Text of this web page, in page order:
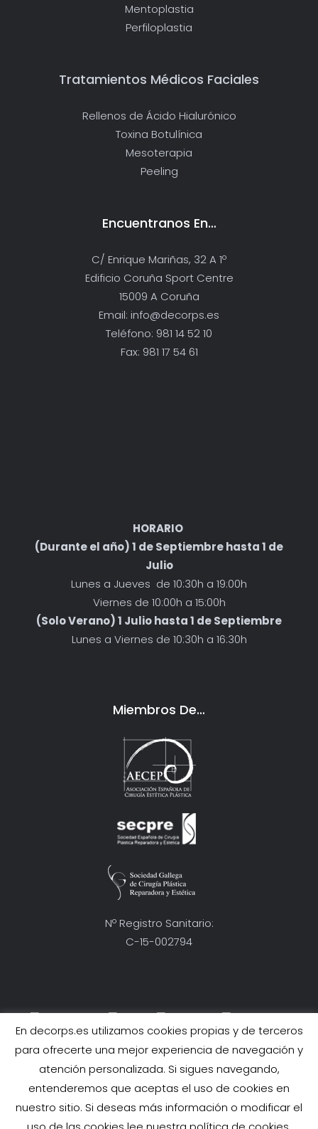
Mentoplastia
Perfiloplastia
Tratamientos Médicos Faciales
Rellenos de Ácido Hialurónico
Toxina Botulínica
Mesoterapia
Peeling
Encuentranos En…
C/ Enrique Mariñas, 32 A 1º
Edificio Coruña Sport Centre
15009 A Coruña
Email: info@decorps.es
Teléfono: 981 14 52 10
Fax: 981 17 54 61
HORARIO
(Durante el año) 1 de Septiembre hasta 1 de
Julio
Lunes a Jueves de 10:30h a 19:00h
Viernes de 10:00h a 15:00h
(Solo Verano) 1 Julio hasta 1 de Septiembre
Lunes a Viernes de 10:30h a 16:30h
Miembros De…
Nº Registro Sanitario:
C-15-002794
Condiciones Generales
AVISO LEGAL
POLÍTICA DE PROTECCIÓN DE DATOS
POLÍTICA DE COOKIES
En decorps.es utilizamos cookies propias y de terceros
para ofrecerte una mejor experiencia de navegación y
atención personalizada. Si sigues navegando,
entenderemos que aceptas el uso de cookies en
nuestro sitio. Si deseas más información o modificar el